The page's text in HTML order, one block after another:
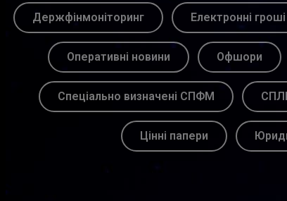
Держфінмоніторинг Електронні
Оперативні новини Офшори
Спеціально визначені СПФМ
Цінні папери